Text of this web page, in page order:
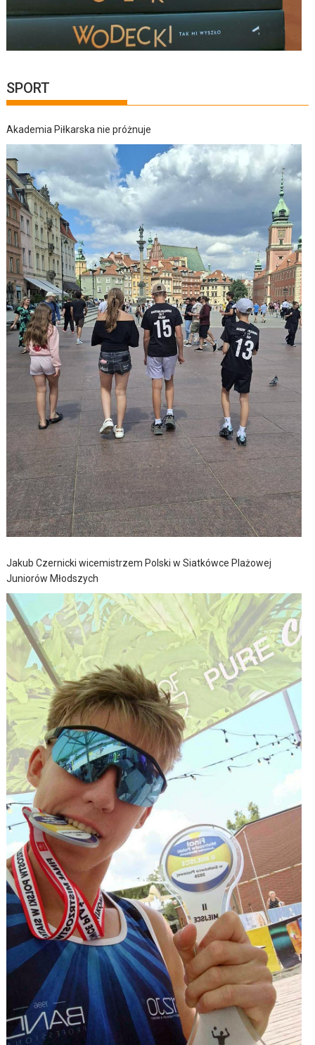
SPORT
Akademia Piłkarska nie próżnuje
Jakub Czernicki wicemistrzem Polski w Siatkówce Plażowej
Juniorów Młodszych